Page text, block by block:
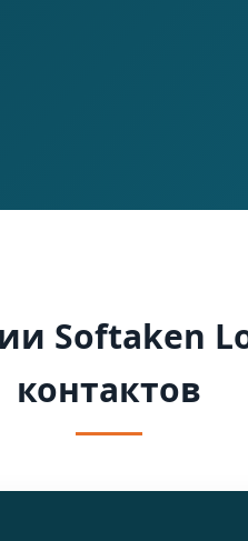
Softaken
контактов